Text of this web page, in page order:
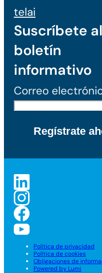
telai
Suscríbete al
boletín
informativo
Correo
Política de privacidad
Política de cookies
Obligaciones de
Powered by Lumi